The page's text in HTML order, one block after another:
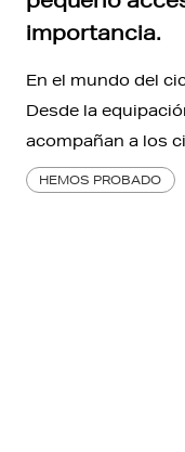
importancia.
En el mundo del
Desde la
acompañan a los
HEMOS PROBADO